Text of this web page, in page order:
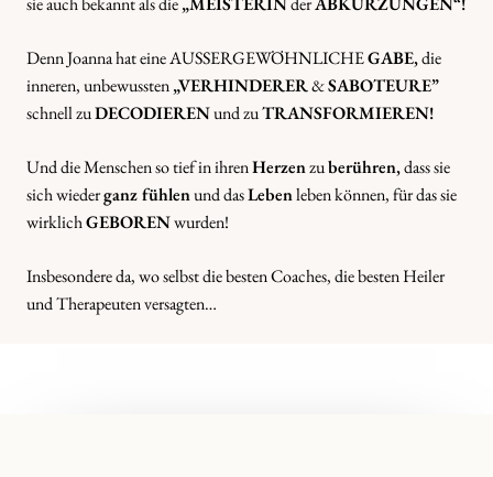
Denn Joanna hat eine AUSSERGEWÖHNLICHEGABE,die
inneren, unbewussten„VERHINDERER&SABOTEURE”
schnell zuDECODIERENund zuTRANSFORMIEREN!
Und die Menschen so tief in ihrenHerzenzuberühren,dass sie
sich wiederganz fühlenund dasLebenleben können, für das sie
wirklichGEBORENwurden!
Insbesondere da, wo selbst die besten Coaches, die besten Heiler
und Therapeuten versagten…